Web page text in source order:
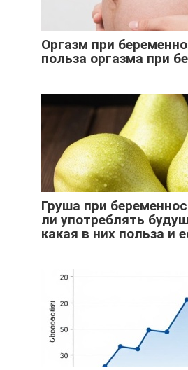
Оргазм при
польза оргазма при
Груша при
ли употреблять
какая в них польза и